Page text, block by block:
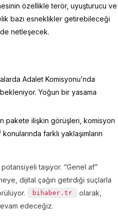
özellikle terör, uyuşturucu ve
bazı esneklikler getirebileceği
netleşecek.
Adalet Komisyonu’nda
Yoğun bir yasama
pakete ilişkin görüşleri, komisyon
farklı yaklaşımların
taşıyor. “Genel af”
dijital çağın getirdiği suçlarla
bihaber.tr
olarak,
edeceğiz.